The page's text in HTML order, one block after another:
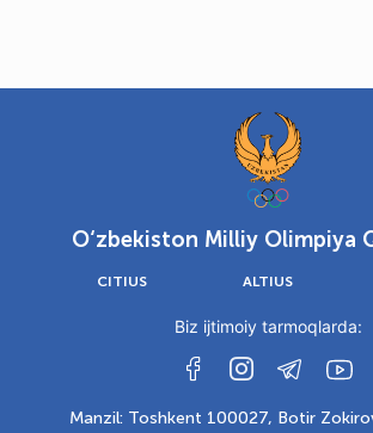
O‘zbekiston Milliy Olimpiya
CITIUS ALTIUS
Biz ijtimoiy tarmoqlarda:
Manzil: Toshkent 100027, Botir